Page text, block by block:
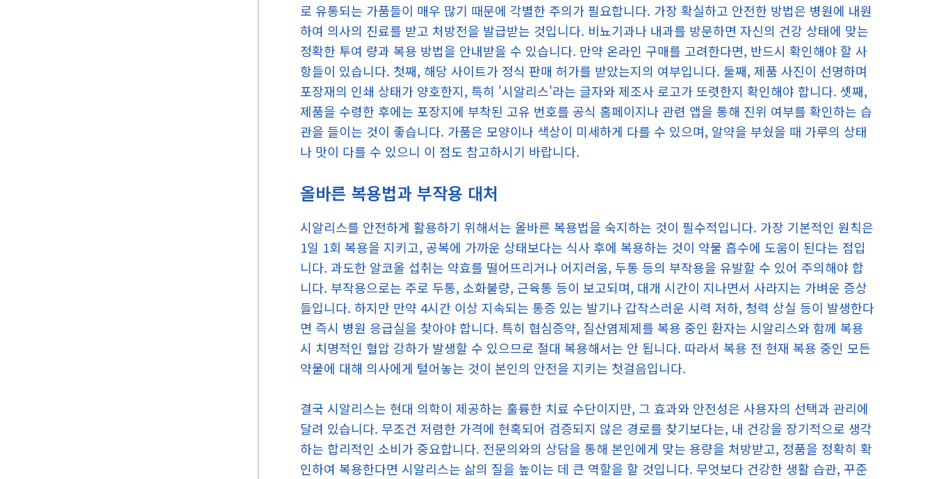
로 유통되는 가품들이 매우 많기 때문에 각별한 주의가 필요합니다. 가장 확실하고 안전한 방법은 병원에 내원
하여 의사의 진료를 받고 처방전을 발급받는 것입니다. 비뇨기과나 내과를 방문하면 자신의 건강 상태에 맞는
정확한 투여 량과 복용 방법을 안내받을 수 있습니다. 만약 온라인 구매를 고려한다면, 반드시 확인해야 할 사
항들이 있습니다. 첫째, 해당 사이트가 정식 판매 허가를 받았는지의 여부입니다. 둘째, 제품 사진이 선명하며
포장재의 인쇄 상태가 양호한지, 특히 '시알리스'라는 글자와 제조사 로고가 또렷한지 확인해야 합니다. 셋째,
제품을 수령한 후에는 포장지에 부착된 고유 번호를 공식 홈페이지나 관련 앱을 통해 진위 여부를 확인하는 습
관을 들이는 것이 좋습니다. 가품은 모양이나 색상이 미세하게 다를 수 있으며, 알약을 부쉈을 때 가루의 상태
나 맛이 다를 수 있으니 이 점도 참고하시기 바랍니다.
올바른 복용법과 부작용 대처
시알리스를 안전하게 활용하기 위해서는 올바른 복용법을 숙지하는 것이 필수적입니다. 가장 기본적인 원칙은
1일 1회 복용을 지키고, 공복에 가까운 상태보다는 식사 후에 복용하는 것이 약물 흡수에 도움이 된다는 점입
니다. 과도한 알코올 섭취는 약효를 떨어뜨리거나 어지러움, 두통 등의 부작용을 유발할 수 있어 주의해야 합
니다. 부작용으로는 주로 두통, 소화불량, 근육통 등이 보고되며, 대개 시간이 지나면서 사라지는 가벼운 증상
들입니다. 하지만 만약 4시간 이상 지속되는 통증 있는 발기나 갑작스러운 시력 저하, 청력 상실 등이 발생한다
면 즉시 병원 응급실을 찾아야 합니다. 특히 협심증약, 질산염제제를 복용 중인 환자는 시알리스와 함께 복용
시 치명적인 혈압 강하가 발생할 수 있으므로 절대 복용해서는 안 됩니다. 따라서 복용 전 현재 복용 중인 모든
약물에 대해 의사에게 털어놓는 것이 본인의 안전을 지키는 첫걸음입니다.
결국 시알리스는 현대 의학이 제공하는 훌륭한 치료 수단이지만, 그 효과와 안전성은 사용자의 선택과 관리에
달려 있습니다. 무조건 저렴한 가격에 현혹되어 검증되지 않은 경로를 찾기보다는, 내 건강을 장기적으로 생각
하는 합리적인 소비가 중요합니다. 전문의와의 상담을 통해 본인에게 맞는 용량을 처방받고, 정품을 정확히 확
인하여 복용한다면 시알리스는 삶의 질을 높이는 데 큰 역할을 할 것입니다. 무엇보다 건강한 생활 습관, 꾸준